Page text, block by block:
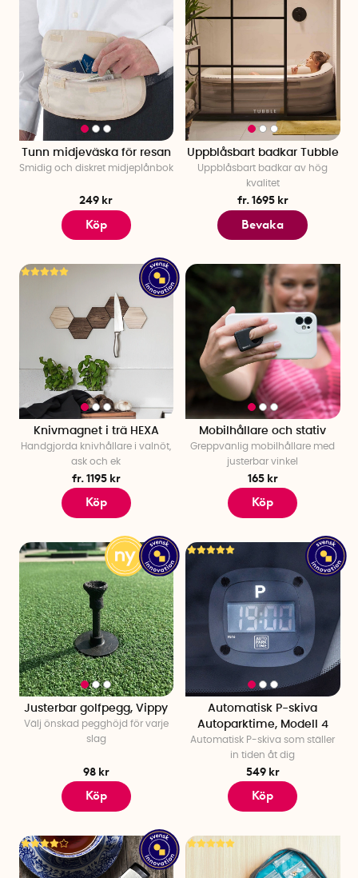
Tunn midjeväska för resan
Smidig och diskret midjeplånbok
249 kr
Köp
Uppblåsbart badkar Tubble
Uppblåsbart badkar av hög
kvalitet
fr. 1695 kr
Bevaka
Knivmagnet i trä HEXA
Handgjorda knivhållare i valnöt,
ask och ek
fr. 1195 kr
Köp
Mobilhållare och stativ
Greppvänlig mobilhållare med
justerbar vinkel
165 kr
Köp
Justerbar golfpegg, Vippy
Välj önskad pegghöjd för varje
slag
98 kr
Köp
Automatisk P-skiva
Autoparktime, Modell 4
Automatisk P-skiva som ställer
in tiden åt dig
549 kr
Köp